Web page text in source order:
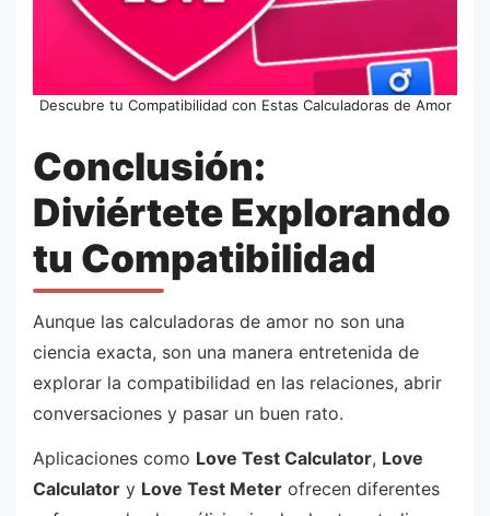
Descubre tu Compatibilidad con Estas Calculadoras de Amor
Conclusión:
Diviértete Explorando
tu Compatibilidad
Aunque las calculadoras de amor no son una
ciencia exacta, son una manera entretenida de
explorar la compatibilidad en las relaciones, abrir
conversaciones y pasar un buen rato.
Aplicaciones como Love Test Calculator, Love
Calculator y Love Test Meter ofrecen diferentes